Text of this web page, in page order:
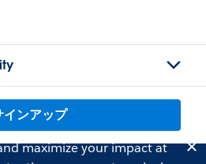
インアップ
maximize your impact at